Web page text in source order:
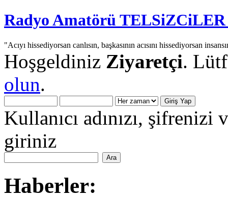
Radyo Amatörü
"Acıyı hissediyorsan canlısın, başkasının acısını hissediyorsan
Hoşgeldiniz Ziyaretçi.
olun.
Kullanıcı adınızı,
giriniz
Haberler: